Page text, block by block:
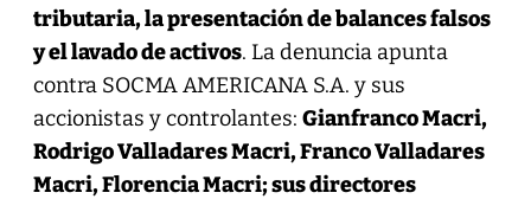
tributaria, la presentación de balances falsos
y el lavado de activos. La denuncia apunta
contra SOCMA AMERICANA S.A. y sus
accionistas y controlantes: Gianfranco Macri,
Rodrigo Valladares Macri, Franco Valladares
Macri, Florencia Macri; sus directores